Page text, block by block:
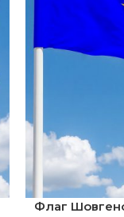
Флаг